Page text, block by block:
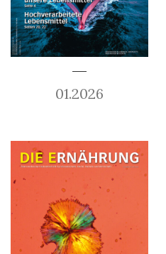
01.2026